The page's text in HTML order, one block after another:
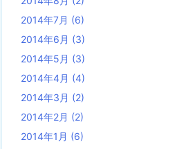
2014年7月 (6)
2014年6月 (3)
2014年5月 (3)
2014年4月 (4)
2014年3月 (2)
2014年2月 (2)
2014年1月 (6)